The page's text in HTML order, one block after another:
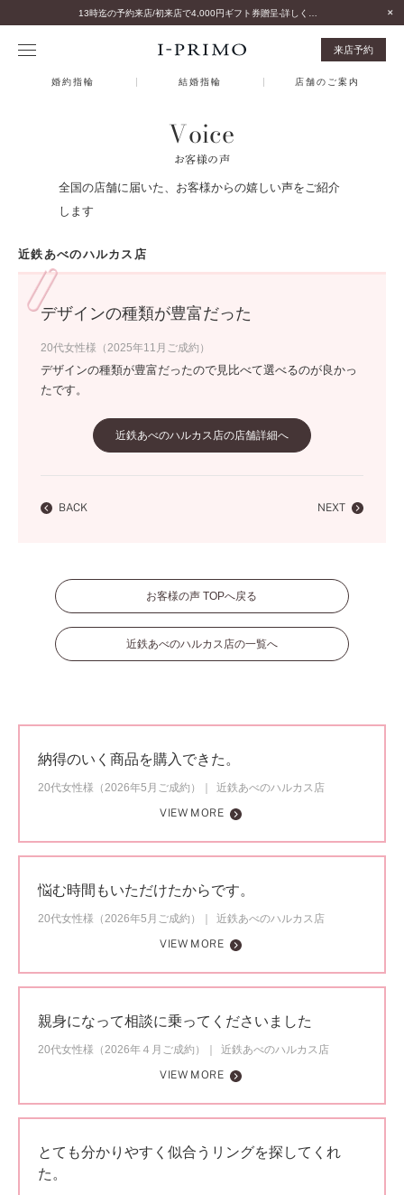
来店予約
婚約指輪 結婚指輪 店舗のご案内
Voice
お客様の声
全国の店舗に届いた、お客様からの嬉しい声をご紹介
します
近鉄あべのハルカス店
デザインの種類が豊富だった
20代女性様（2025年11月ご成約）
デザインの種類が豊富だったので見比べて選べるのが良かっ
たです。
近鉄あべのハルカス店の店舗詳細へ
BACK NEXT
お客様の声 TOPへ戻る
近鉄あべのハルカス店の一覧へ
納得のいく商品を購入できた。
20代女性様（2026年5月ご成約）
近鉄あべのハルカス店
VIEW MORE
悩む時間もいただけたからです。
20代女性様（2026年5月ご成約）
近鉄あべのハルカス店
VIEW MORE
親身になって相談に乗ってくださいました
20代女性様（2026年４月ご成約）
近鉄あべのハルカス店
VIEW MORE
とても分かりやすく似合うリングを探してくれ
た。